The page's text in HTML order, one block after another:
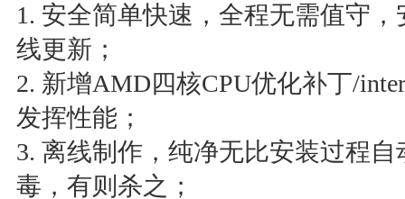
1. 安全简单快速，全程无需值守
线更新；
2. 新增AMD四核CPU优化补丁/
发挥性能；
3. 离线制作，纯净无比安装过程
毒，有则杀之；